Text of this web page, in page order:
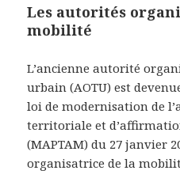
Les autorités
mobilité
L’ancienne autorité
urbain (AOTU) est
loi de modernisation de
territoriale et
(MAPTAM) du 27 janvier
organisatrice de la